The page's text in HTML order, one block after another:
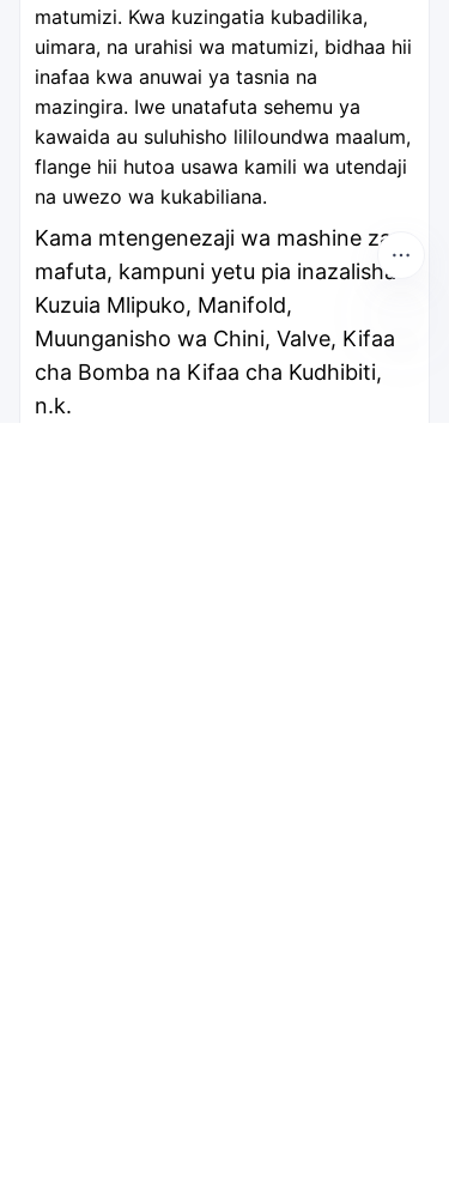
matumizi. Kwa kuzingatia kubadilika,
uimara, na urahisi wa matumizi, bidhaa hii
inafaa kwa anuwai ya tasnia na
mazingira. Iwe unatafuta sehemu ya
kawaida au suluhisho lililoundwa maalum,
flange hii hutoa usawa kamili wa utendaji
na uwezo wa kukabiliana.
Kama mtengenezaji wa mashine za
mafuta, kampuni yetu pia inazalisha
Kuzuia Mlipuko, Manifold,
Muunganisho wa Chini, Valve, Kifaa
cha Bomba na Kifaa cha Kudhibiti,
n.k.
SW